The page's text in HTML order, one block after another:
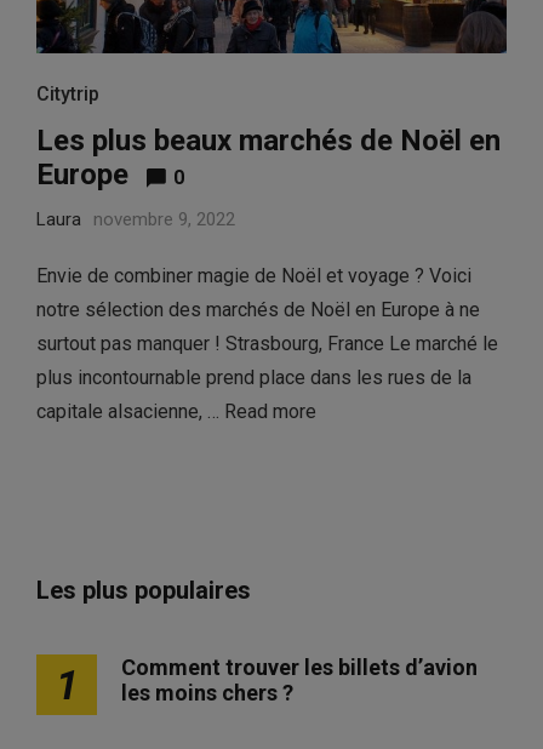
Citytrip
Les plus beaux marchés de Noël en
Europe
0
Laura novembre 9, 2022
Envie de combiner magie de Noël et voyage ? Voici
notre sélection des marchés de Noël en Europe à ne
surtout pas manquer ! Strasbourg, France Le marché le
plus incontournable prend place dans les rues de la
capitale alsacienne, … Read more
Les plus populaires
1
Comment trouver les billets d’avion
les moins chers ?